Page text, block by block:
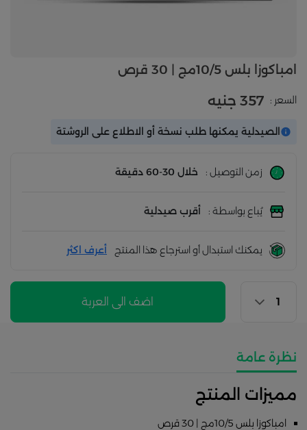
امباكوزا بلس 10/5مج | 30 قرص
السعر : 357 جنيه
الصيدلية يمكنها طلب نسخة أو الاطلاع على الروشتة
زمن التوصيل : خلال 30-60 دقيقة
يُباع بواسطة : أقرب صيدلية
يمكنك استبدال أو استرجاع هذا المنتج أعرف اكثر
اضف الى العربة
نظرة عامة
مميزات المنتج
امباكوزا بلس 10/5مج | 30 قرص